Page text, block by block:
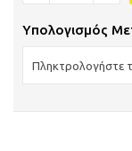
Υπολογισμός